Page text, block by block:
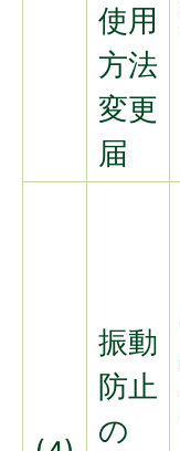
使用
方法
変更
届
振動
防止
の